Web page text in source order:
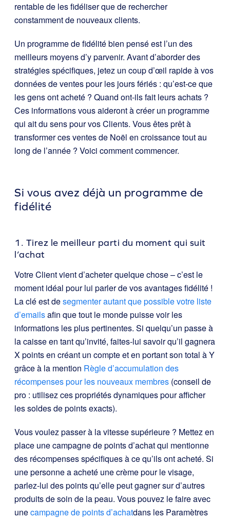
rentable de les fidéliser que de rechercher
constamment de nouveaux clients.
Un programme de fidélité bien pensé est l’un des
meilleurs moyens d’y parvenir. Avant d’aborder des
stratégies spécifiques, jetez un coup d’œil rapide à vos
données de ventes pour les jours fériés : qu’est-ce que
les gens ont acheté ? Quand ont-ils fait leurs achats ?
Ces informations vous aideront à créer un programme
qui ait du sens pour vos Clients. Vous êtes prêt à
transformer ces ventes de Noël en croissance tout au
long de l’année ? Voici comment commencer.
Si vous avez déjà un programme de
fidélité
1. Tirez le meilleur parti du moment qui suit
l’achat
Votre Client vient d’acheter quelque chose – c’est le
moment idéal pour lui parler de vos avantages fidélité !
La clé est desegmenter autant que possible votre liste
d’emailsafin que tout le monde puisse voir les
informations les plus pertinentes. Si quelqu’un passe à
la caisse en tant qu’invité, faites-lui savoir qu’il gagnera
X points en créant un compte et en portant son total à Y
grâce à la mention Règle d’accumulation des
récompenses pour les nouveaux membres (conseil de
pro : utilisez ces propriétés dynamiques pour afficher
les soldes de points exacts).
Vous voulez passer à la vitesse supérieure ? Mettez en
place une campagne de points d’achat qui mentionne
des récompenses spécifiques à ce qu’ils ont acheté. Si
une personne a acheté une crème pour le visage,
parlez-lui des points qu’elle peut gagner sur d’autres
produits de soin de la peau. Vous pouvez le faire avec
unecampagne de points d’achatdans les Paramètres